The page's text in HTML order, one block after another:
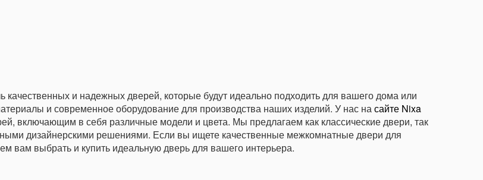
качественных и надежных дверей, которые будут идеально подходить для вашего дома или
и современное оборудование для производства наших изделий. У нас на сайте Nixa
включающим в себя различные модели и цвета. Мы предлагаем как классические двери, так
дизайнерскими решениями. Если вы ищете качественные межкомнатные двери для
вам выбрать и купить идеальную дверь для вашего интерьера.